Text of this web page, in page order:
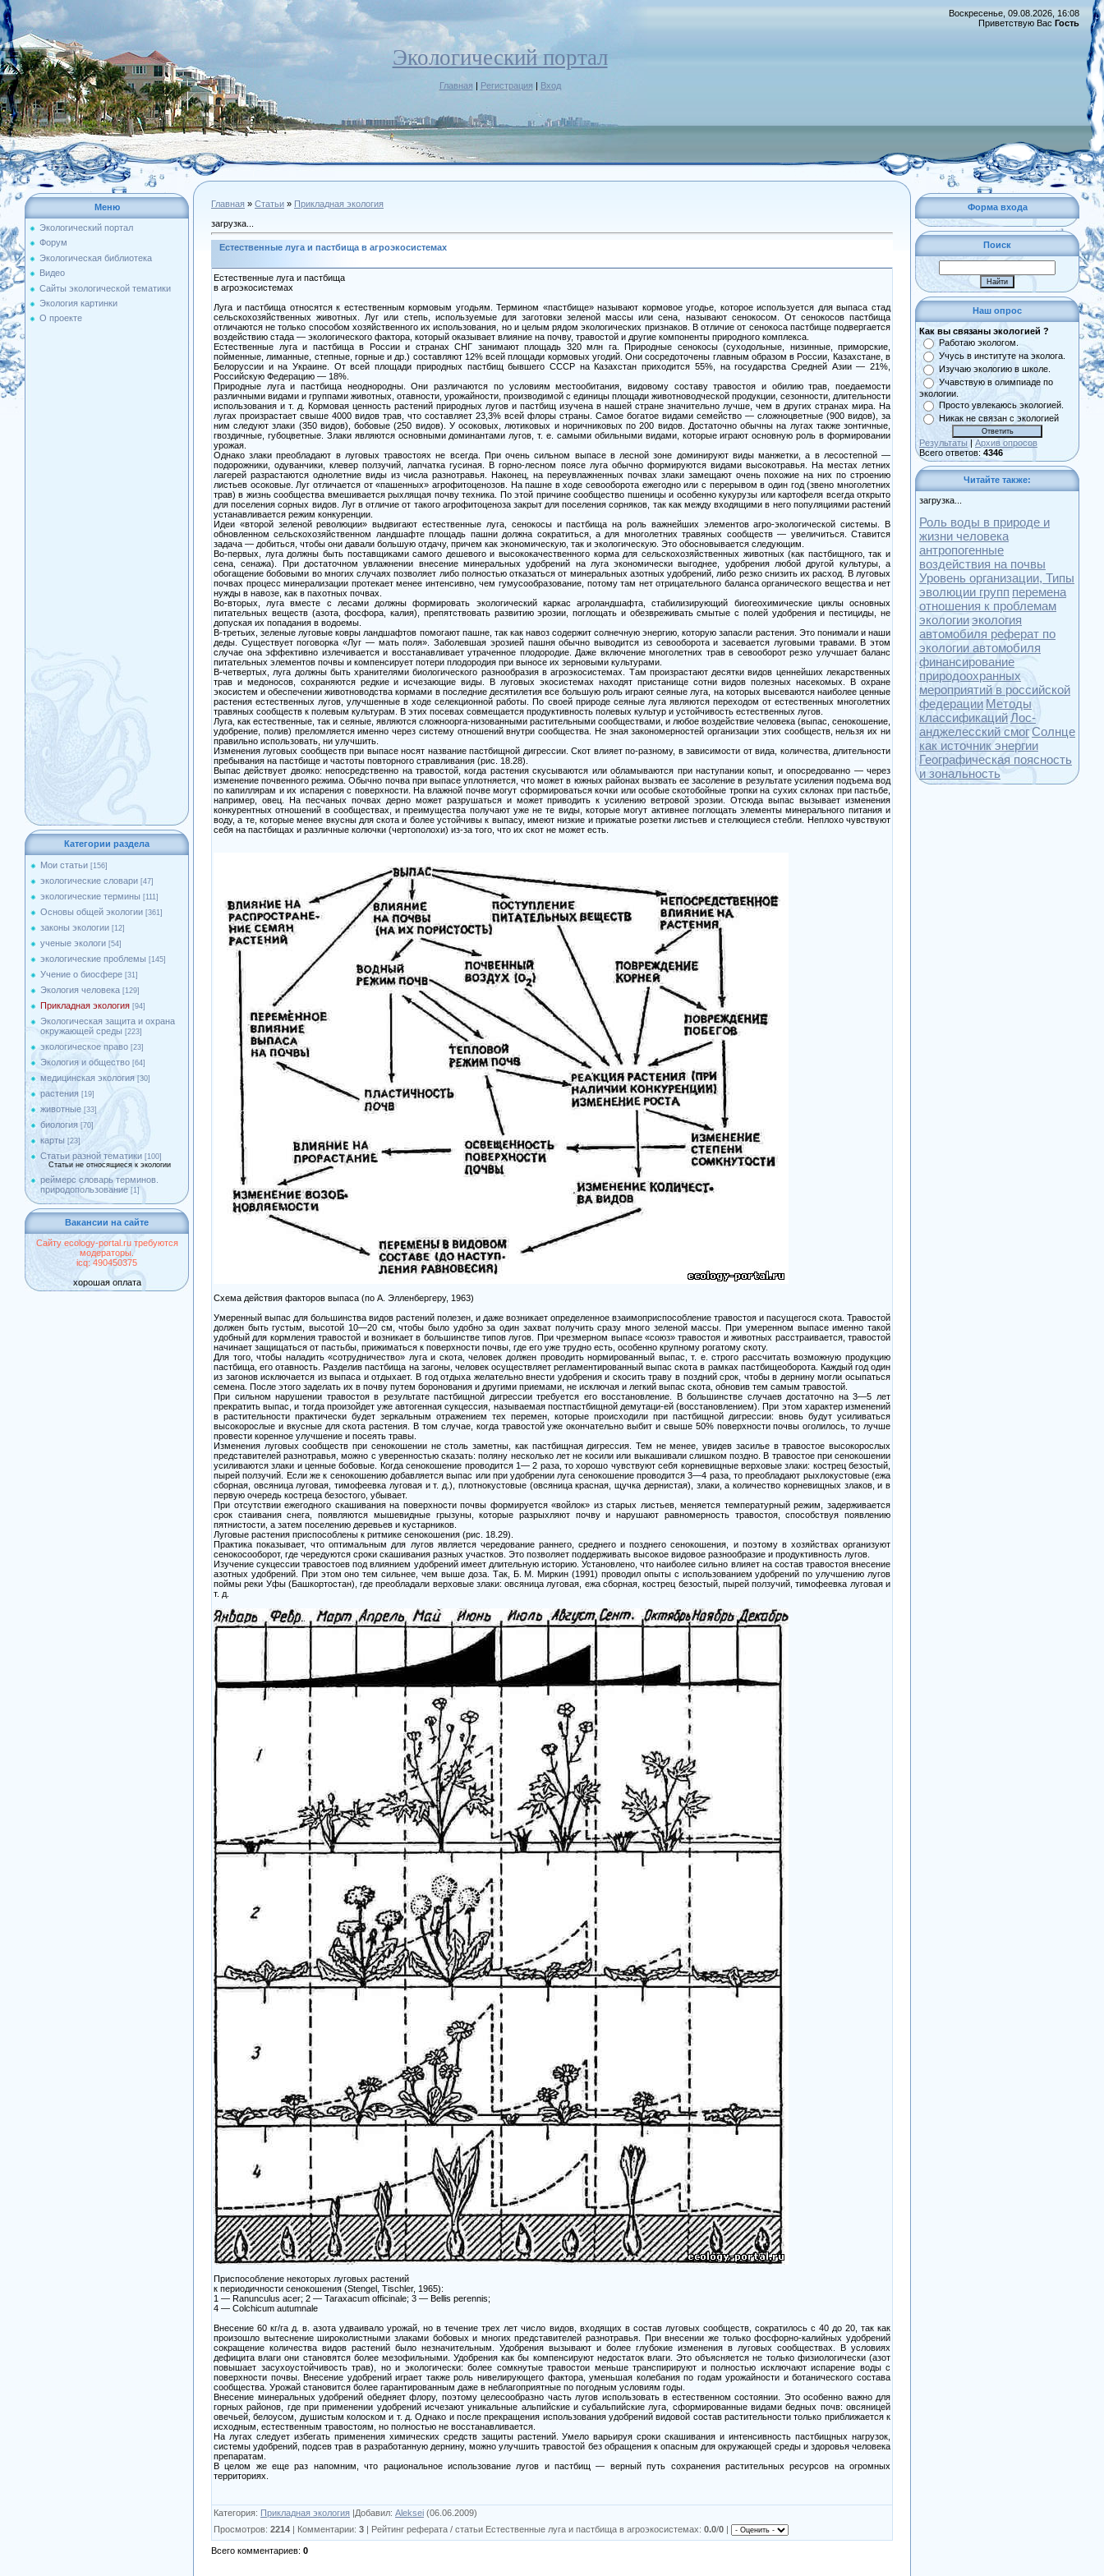
Экологический портал
Главная | Регистрация | Вход
Воскресенье, 09.08.2026, 16:08
Приветствую Вас Гость
Меню
Экологический портал
Форум
Экологическая библиотека
Видео
Сайты экологической тематики
Экология картинки
О проекте
Категории раздела
Мои статьи [156]
экологические словари [47]
экологические термины [111]
Основы общей экологии [361]
законы экологии [12]
ученые экологи [54]
экологические проблемы [145]
Учение о биосфере [31]
Экология человека [129]
Прикладная экология [94]
Экологическая защита и охрана
окружающей среды [223]
экологическое право [23]
Экология и общество [64]
медицинская экология [30]
растения [19]
животные [33]
биология [70]
карты [23]
Статьи разной тематики [100]
Статьи не относящиеся к экологии
реймерс словарь терминов.
природопользование [1]
Вакансии на сайте
Сайту ecology-portal.ru требуются
модераторы.
icq: 490450375
хорошая оплата
Главная » Статьи » Прикладная экология
загрузка...
Естественные луга и пастбища в агроэкосистемах
Естественные луга и пастбища
в агроэкосистемах
Луга и пастбища относятся к естественным кормовым угодьям. Термином «пастбище» называют кормовое угодье, которое используется для выпаса стад
сельскохозяйственных животных. Луг или степь, используемые для заготовки зеленой массы или сена, называют сенокосом. От сенокосов пастбища
отличаются не только способом хозяйственного их использования, но и целым рядом экологических признаков. В отличие от сенокоса пастбище подвергается
воздействию стада — экологического фактора, который оказывает влияние на почву, травостой и другие компоненты природного комплекса.
Естественные луга и пастбища в России и странах СНГ занимают площадь 320 млн га. Природные сенокосы (суходольные, низинные, приморские,
пойменные, лиманные, степные, горные и др.) составляют 12% всей площади кормовых угодий. Они сосредоточены главным образом в России, Казахстане, в
Белоруссии и на Украине. От всей площади природных пастбищ бывшего СССР на Казахстан приходится 55%, на государства Средней Азии — 21%,
Российскую Федерацию — 18%.
Природные луга и пастбища неоднородны. Они различаются по условиям местообитания, видовому составу травостоя и обилию трав, поедаемости
различными видами и группами животных, отавности, урожайности, производимой с единицы площади животноводческой продукции, сезонности, длительности
использования и т. д. Кормовая ценность растений природных лугов и пастбищ изучена в нашей стране значительно лучше, чем в других странах мира. На
лугах произрастает свыше 4000 видов трав, что составляет 23,3% всей флоры страны. Самое богатое видами семейство — сложноцветные (900 видов), за
ним следуют злаки (350 видов), бобовые (250 видов). У осоковых, лютиковых и норичниковых по 200 видов. Достаточно обычны на лугах также зонтичные,
гвоздичные, губоцветные. Злаки являются основными доминантами лугов, т. е. самыми обильными видами, которые играют основную роль в формировании
урожая.
Однако злаки преобладают в луговых травостоях не всегда. При очень сильном выпасе в лесной зоне доминируют виды манжетки, а в лесостепной —
подорожники, одуванчики, клевер ползучий, лапчатка гусиная. В горно-лесном поясе луга обычно формируются видами высокотравья. На местах летних
лагерей разрастаются однолетние виды из числа разнотравья. Наконец, на переувлажненных почвах злаки замещают очень похожие на них по строению
листьев осоковые. Луг отличается от «пашенных» агрофитоценозов. На пашне в ходе севооборота ежегодно или с перерывом в один год (звено многолетних
трав) в жизнь сообщества вмешивается рыхлящая почву техника. По этой причине сообщество пшеницы и особенно кукурузы или картофеля всегда открыто
для поселения сорных видов. Луг в отличие от такого агрофитоценоза закрыт для поселения сорняков, так как между входящими в него популяциями растений
устанавливается режим конкуренции.
Идеи «второй зеленой революции» выдвигают естественные луга, сенокосы и пастбища на роль важнейших элементов агро-экологической системы. В
обновленном сельскохозяйственном ландшафте площадь пашни должна сократиться, а для многолетних травяных сообществ — увеличиться. Ставится
задача — добиться, чтобы они давали большую отдачу, причем как экономическую, так и экологическую. Это обосновывается следующим.
Во-первых, луга должны быть поставщиками самого дешевого и высококачественного корма для сельскохозяйственных животных (как пастбищного, так и
сена, сенажа). При достаточном увлажнении внесение минеральных удобрений на луга экономически выгоднее, удобрения любой другой культуры, а
обогащение бобовыми во многих случаях позволяет либо полностью отказаться от минеральных азотных удобрений, либо резко снизить их расход. В луговых
почвах процесс минерализации протекает менее интенсивно, чем гумусообразование, потому там нет отрицательного баланса органического вещества и нет
нужды в навозе, как в пахотных почвах.
Во-вторых, луга вместе с лесами должны формировать экологический каркас агроландшафта, стабилизирующий биогеохимические циклы основных
питательных веществ (азота, фосфора, калия), препятствовать развитию эрозии, поглощать и обезвреживать смытые с полей удобрения и пестициды, не
допуская их попадания в водоемы.
В-третьих, зеленые луговые ковры ландшафтов помогают пашне, так как навоз содержит солнечную энергию, которую запасли растения. Это понимали и наши
деды. Существует поговорка «Луг — мать поля». Заболевшая эрозией пашня обычно выводится из севооборота и засевается луговыми травами. В этом
случае она эффективно излечивается и восстанавливает утраченное плодородие. Даже включение многолетних трав в севооборот резко улучшает баланс
питательных элементов почвы и компенсирует потери плодородия при выносе их зерновыми культурами.
В-четвертых, луга должны быть хранителями биологического разнообразия в агроэкосистемах. Там произрастают десятки видов ценнейших лекарственных
трав и медоносов, сохраняются редкие и исчезающие виды. В луговых экосистемах находят пристанище сотни видов полезных насекомых. В охране
экосистем и обеспечении животноводства кормами в последние десятилетия все большую роль играют сеяные луга, на которых высеваются наиболее ценные
растения естественных лугов, улучшенные в ходе селекционной работы. По своей природе сеяные луга являются переходом от естественных многолетних
травяных сообществ к полевым культурам. В этих посевах совмещается продуктивность полевых культур и устойчивость естественных лугов.
Луга, как естественные, так и сеяные, являются сложноорга-низованными растительными сообществами, и любое воздействие человека (выпас, сенокошение,
удобрение, полив) преломляется именно через систему отношений внутри сообщества. Не зная закономерностей организации этих сообществ, нельзя их ни
правильно использовать, ни улучшить.
Изменения луговых сообществ при выпасе носят название пастбищной дигрессии. Скот влияет по-разному, в зависимости от вида, количества, длительности
пребывания на пастбище и частоты повторного стравливания (рис. 18.28).
Выпас действует двояко: непосредственно на травостой, когда растения скусываются или обламываются при наступании копыт, и опосредованно — через
изменение почвенного режима. Обычно почва при выпасе уплотняется, что может в южных районах вызвать ее засоление в результате усиления подъема вод
по капиллярам и их испарения с поверхности. На влажной почве могут сформироваться кочки или особые скотобойные тропки на сухих склонах при пастьбе,
например, овец. На песчаных почвах дерно может разрушаться и может приводить к усилению ветровой эрозии. Отсюда выпас вызывает изменения
конкурентных отношений в сообществах, и преимущества получают уже не те виды, которые могут активнее поглощать элементы минерального питания и
воду, а те, которые менее вкусны для скота и более устойчивы к выпасу, имеют низкие и прижатые розетки листьев и стелющиеся стебли. Неплохо чувствуют
себя на пастбищах и различные колючки (чертополохи) из-за того, что их скот не может есть.
Схема действия факторов выпаса (по А. Элленбергеру, 1963)
Умеренный выпас для большинства видов растений полезен, и даже возникает определенное взаимоприспособление травостоя и пасущегося скота. Травостой
должен быть густым, высотой 10—20 см, чтобы было удобно за один захват получить сразу много зеленой массы. При умеренном выпасе именно такой
удобный для кормления травостой и возникает в большинстве типов лугов. При чрезмерном выпасе «союз» травостоя и животных расстраивается, травостой
начинает защищаться от пастьбы, прижиматься к поверхности почвы, где его уже трудно есть, особенно крупному рогатому скоту.
Для того, чтобы наладить «сотрудничество» луга и скота, человек должен проводить нормированный выпас, т. е. строго рассчитать возможную продукцию
пастбища, его отавность. Разделив пастбища на загоны, человек осуществляет регламентированный выпас скота в рамках пастбищеоборота. Каждый год один
из загонов исключается из выпаса и отдыхает. В год отдыха желательно внести удобрения и скосить траву в поздний срок, чтобы в дернину могли осыпаться
семена. После этого заделать их в почву путем боронования и другими приемами, не исключая и легкий выпас скота, обновив тем самым травостой.
При сильном нарушении травостоя в результате пастбищной дигрессии требуется его восстановление. В большинстве случаев достаточно на 3—5 лет
прекратить выпас, и тогда произойдет уже автогенная сукцессия, называемая постпастбищной демутаци-ей (восстановлением). При этом характер изменений
в растительности практически будет зеркальным отражением тех перемен, которые происходили при пастбищной дигрессии: вновь будут усиливаться
высокорослые и вкусные для скота растения. В том случае, когда травостой уже окончательно выбит и свыше 50% поверхности почвы оголилось, то лучше
провести коренное улучшение и посеять травы.
Изменения луговых сообществ при сенокошении не столь заметны, как пастбищная дигрессия. Тем не менее, увидев засилье в травостое высокорослых
представителей разнотравья, можно с уверенностью сказать: поляну несколько лет не косили или выкашивали слишком поздно. В травостое при сенокошении
усиливаются злаки и ценные бобовые. Когда сенокошение проводится 1— 2 раза, то хорошо чувствуют себя корневищные верховые злаки: кострец безостый,
пырей ползучий. Если же к сенокошению добавляется выпас или при удобрении луга сенокошение проводится 3—4 раза, то преобладают рыхлокустовые (ежа
сборная, овсяница луговая, тимофеевка луговая и т. д.), плотнокустовые (овсяница красная, щучка дернистая), злаки, а количество корневищных злаков, и в
первую очередь костреца безостого, убывает.
При отсутствии ежегодного скашивания на поверхности почвы формируется «войлок» из старых листьев, меняется температурный режим, задерживается
срок стаивания снега, появляются мышевидные грызуны, которые разрыхляют почву и нарушают равномерность травостоя, способствуя появлению
пятнистости, а затем поселению деревьев и кустарников.
Луговые растения приспособлены к ритмике сенокошения (рис. 18.29).
Практика показывает, что оптимальным для лугов является чередование раннего, среднего и позднего сенокошения, и поэтому в хозяйствах организуют
сенокосооборот, где чередуются сроки скашивания разных участков. Это позволяет поддерживать высокое видовое разнообразие и продуктивность лугов.
Изучение сукцессии травостоев под влиянием удобрений имеет длительную историю. Установлено, что наиболее сильно влияет на состав травостоя внесение
азотных удобрений. При этом оно тем сильнее, чем выше доза. Так, Б. М. Миркин (1991) проводил опыты с использованием удобрений по улучшению лугов
поймы реки Уфы (Башкортостан), где преобладали верховые злаки: овсяница луговая, ежа сборная, кострец безостый, пырей ползучий, тимофеевка луговая и
т. д.
Приспособление некоторых луговых растений
к периодичности сенокошения (Stengel, Tischler, 1965):
1 — Ranunculus acer; 2 — Taraxacum officinale; 3 — Bellis perennis;
4 — Colchicum autumnale
Внесение 60 кг/га д. в. азота удваивало урожай, но в течение трех лет число видов, входящих в состав луговых сообществ, сократилось с 40 до 20, так как
произошло вытеснение широколистными злаками бобовых и многих представителей разнотравья. При внесении же только фосфорно-калийных удобрений
сокращение количества видов растений было незначительным. Удобрения вызывают и более глубокие изменения в луговых сообществах. В условиях
дефицита влаги они становятся более мезофильными. Удобрения как бы компенсируют недостаток влаги. Это объясняется не только физиологически (азот
повышает засухоустойчивость трав), но и экологически: более сомкнутые травостои меньше транспирируют и полностью исключают испарение воды с
поверхности почвы. Внесение удобрений играет также роль нивелирующего фактора, уменьшая колебания по годам урожайности и ботанического состава
сообщества. Урожай становится более гарантированным даже в неблагоприятные по погодным условиям годы.
Внесение минеральных удобрений обедняет флору, поэтому целесообразно часть лугов использовать в естественном состоянии. Это особенно важно для
горных районов, где при применении удобрений исчезают уникальные альпийские и субальпийские луга, сформированные видами бедных почв: овсяницей
овечьей, белоусом, душистым колоском и т. д. Однако и после прекращения использования удобрений видовой состав растительности только приближается к
исходным, естественным травостоям, но полностью не восстанавливается.
На лугах следует избегать применения химических средств защиты растений. Умело варьируя сроки скашивания и интенсивность пастбищных нагрузок,
системы удобрений, подсев трав в разработанную дернину, можно улучшить травостой без обращения к опасным для окружающей среды и здоровья человека
препаратам.
В целом же еще раз напомним, что рациональное использование лугов и пастбищ — верный путь сохранения растительных ресурсов на огромных
территориях.
Категория: Прикладная экология |Добавил: Aleksei (06.06.2009)
Просмотров: 2214 | Комментарии: 3 | Рейтинг реферата / статьи Естественные луга и пастбища в агроэкосистемах: 0.0/0 |
Всего комментариев: 0
Форма входа
Поиск
Наш опрос
Как вы связаны экологией ?
Работаю экологом.
Учусь в институте на эколога.
Изучаю экологию в школе.
Учавствую в олимпиаде по
экологии.
Просто увлекаюсь экологией.
Никак не связан с экологией
Результаты | Архив опросов
Всего ответов: 4346
Читайте также:
загрузка...
Роль воды в природе и
жизни человека
антропогенные
воздействия на почвы
Уровень организации, Типы
эволюции групп перемена
отношения к проблемам
экологииэкология
автомобиля реферат по
экологии автомобиля
финансирование
природоохранных
мероприятий в российской
федерации Методы
классификацийЛос-
анджелесский смогСолнце
как источник энергии
Географическая поясность
и зональность